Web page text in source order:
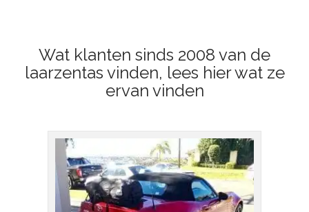
Wat klanten sinds 2008 van de
laarzentas vinden, lees hier wat ze
ervan vinden